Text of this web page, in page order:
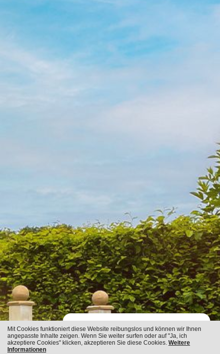
ICH WERDE EIN TAGTRÄUMER
Mit Cookies funktioniert diese Website reibungslos und können wir Ihnen
angepasste Inhalte zeigen. Wenn Sie weiter surfen oder auf "Ja, ich
akzeptiere Cookies" klicken, akzeptieren Sie diese Cookies. Weitere
Informationen